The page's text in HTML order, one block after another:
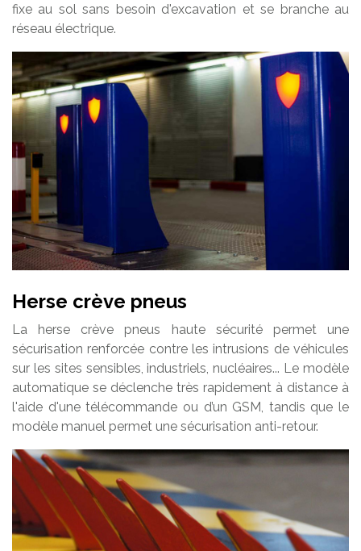
fixe au sol sans besoin d'excavation et se branche au
réseau électrique.
Herse crève pneus
La herse crève pneus haute sécurité permet une
sécurisation renforcée contre les intrusions de véhicules
sur les sites sensibles, industriels, nucléaires... Le modèle
automatique se déclenche très rapidement à distance à
l'aide d'une télécommande ou d’un GSM, tandis que le
modèle manuel permet une sécurisation anti-retour.